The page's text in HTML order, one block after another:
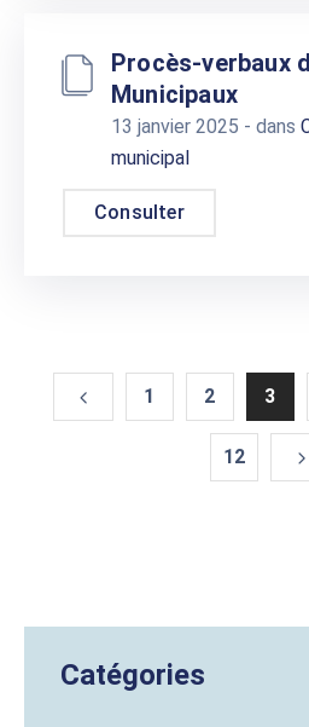
Catégories
Procès-verbaux
Municipaux
13 janvier 2025 - dans
municipal
Consulter
1 2 3
12